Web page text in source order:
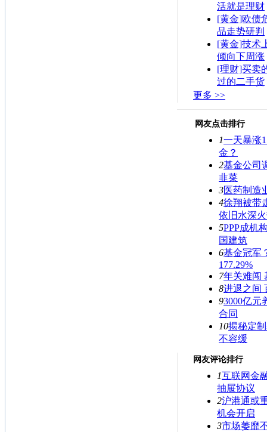
活就是理财
[黄金]欧债
品走势研判
[黄金]技术
倾向下周涨
[理财]买卖
过的二手货
更多 >>
网友点击排行
1一天暴涨
金？
2基金公司
韭菜
3医药制造
4徐翔被带
依旧水深
5PPP成机
国建筑
6基金冠军
177.29%
7年关难闯
8进退之间
93000亿元
合同
10揭秘定
不容缓
网友评论排行
1互联网金
抽屉协议
2沪港通或
机会开启
3市场萎靡